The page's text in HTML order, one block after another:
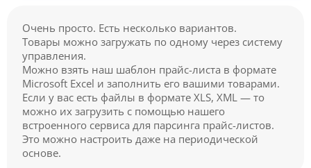
Очень просто. Есть несколько вариантов.
Товары можно загружать по одному через систему
управления.
Можно взять наш шаблон прайс-листа в формате
Microsoft Excel и заполнить его вашими товарами.
Если у вас есть файлы в формате XLS, XML — то
можно их загрузить с помощью нашего
встроенного сервиса для парсинга прайс-листов.
Это можно настроить даже на периодической
основе.